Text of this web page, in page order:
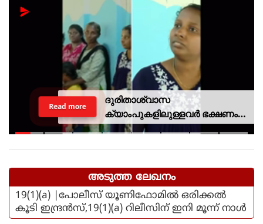
ദുരിതാശ്വാസ
ക്യാംപുകളിലുള്ളവർ ഭക്ഷണം
കഴിക്കുന്നത് സ്വന്തം കാശ്
Read more
അടുത്ത ലേഖനം
19(1)(a) |പോലീസ് യൂണിഫോമില്‍ ഒരിക്കല്‍
കൂടി ഇന്ദ്രന്‍സ്,19(1)(a) റിലീസിന് ഇനി മൂന്ന് നാള്‍